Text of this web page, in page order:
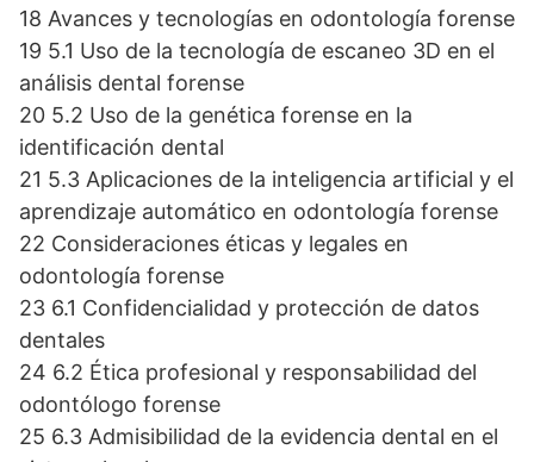
18 Avances y tecnologías en odontología forense
19 5.1 Uso de la tecnología de escaneo 3D en el
análisis dental forense
20 5.2 Uso de la genética forense en la
identificación dental
21 5.3 Aplicaciones de la inteligencia artificial y el
aprendizaje automático en odontología forense
22 Consideraciones éticas y legales en
odontología forense
23 6.1 Confidencialidad y protección de datos
dentales
24 6.2 Ética profesional y responsabilidad del
odontólogo forense
25 6.3 Admisibilidad de la evidencia dental en el